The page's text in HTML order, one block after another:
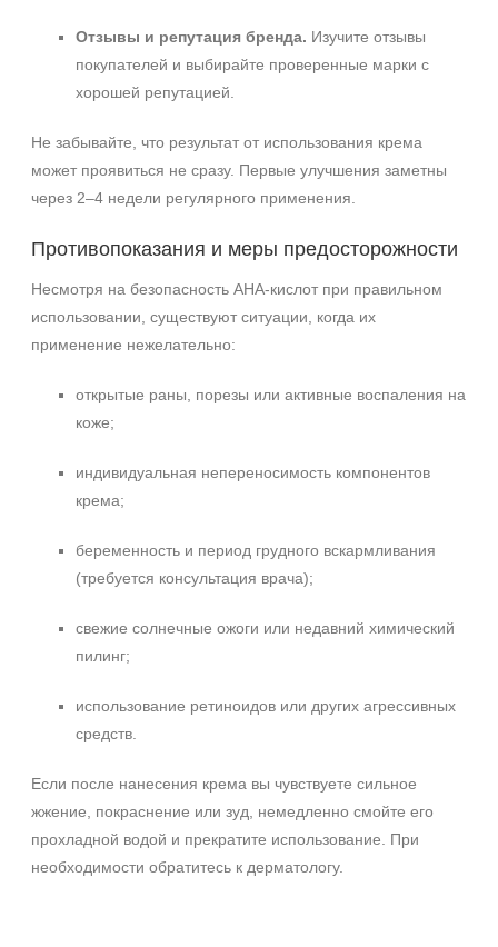
Отзывы и репутация бренда. Изучите отзывы
покупателей и выбирайте проверенные марки с
хорошей репутацией.
Не забывайте, что результат от использования крема
может проявиться не сразу. Первые улучшения заметны
через 2–4 недели регулярного применения.
Противопоказания и меры предосторожности
Несмотря на безопасность AHA‑кислот при правильном
использовании, существуют ситуации, когда их
применение нежелательно:
открытые раны, порезы или активные воспаления на
коже;
индивидуальная непереносимость компонентов
крема;
беременность и период грудного вскармливания
(требуется консультация врача);
свежие солнечные ожоги или недавний химический
пилинг;
использование ретиноидов или других агрессивных
средств.
Если после нанесения крема вы чувствуете сильное
жжение, покраснение или зуд, немедленно смойте его
прохладной водой и прекратите использование. При
необходимости обратитесь к дерматологу.